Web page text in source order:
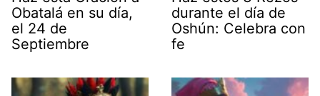
Obatalá en su día,
el 24 de
Septiembre
durante el día de
Oshún: Celebra con
fe